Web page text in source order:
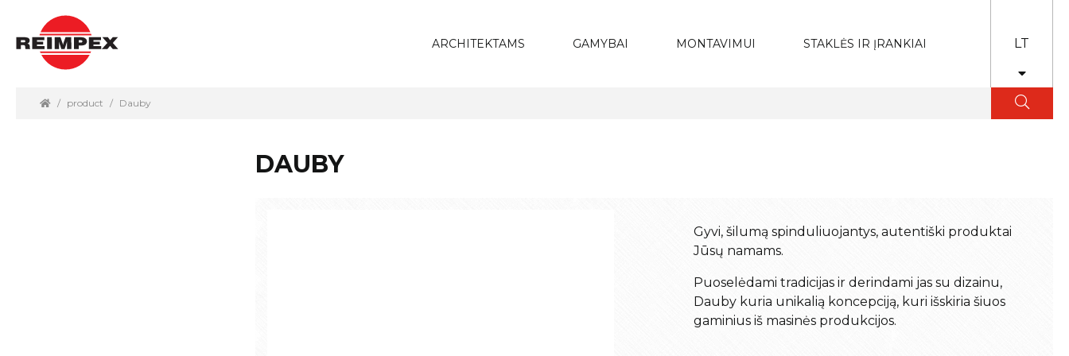
ARCHITEKTAMS GAMYBAI MONTAVIMUI STAKLĖS IR ĮRANKIAI LT
product Dauby
DAUBY
Gyvi, šilumą spinduliuojantys, autentiški produktai
Jūsų namams.
Puoselėdami tradicijas ir derindami jas su dizainu,
Dauby kuria unikalią koncepciją, kuri išskiria šiuos
gaminius iš masinės produkcijos.